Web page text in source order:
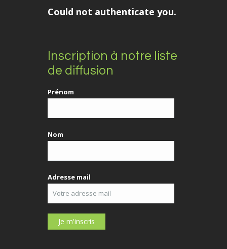
Could not authenticate you.
Inscription à notre liste
de diffusion
Prénom
Nom
Adresse mail